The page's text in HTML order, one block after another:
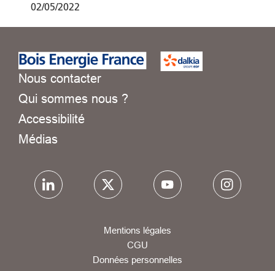
02/05/2022
Nous contacter
Qui sommes nous ?
Accessibilité
Médias
Mentions légales
CGU
Données personnelles